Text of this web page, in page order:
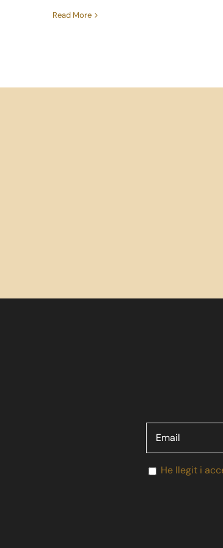
Read More
He llegit i